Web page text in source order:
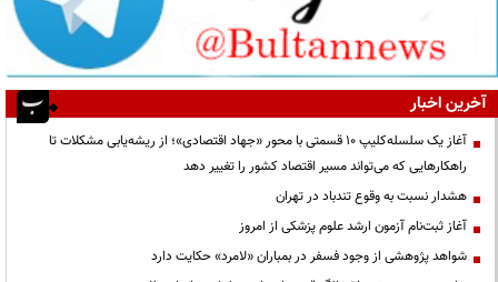
آخرین اخبار
آغاز یک سلسله‌کلیپ ۱۰ قسمتی با محور «جهاد اقتصادی»؛ از ریشه‌یابی مشکلات تا
راهکارهایی که می‌تواند مسیر اقتصاد کشور را تغییر دهد
هشدار نسبت به وقوع تندباد در تهران
آغاز ثبت‌نام آزمون ارشد علوم پزشکی از امروز
شواهد پژوهشی از وجود فسفر در بمباران «لامرد» حکایت دارد